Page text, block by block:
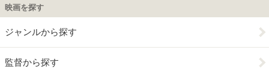
映画を探す
ジャンルから探す
監督から探す